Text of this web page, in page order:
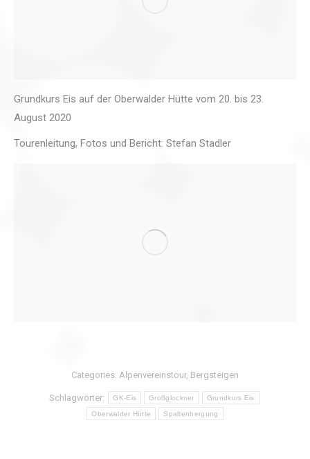
Grundkurs Eis auf der Oberwalder Hütte vom 20. bis 23.
August 2020
Tourenleitung, Fotos und Bericht: Stefan Stadler
Categories: Alpenvereinstour, Bergsteigen
Schlagwörter: GK-Eis Großglockner Grundkurs Eis
Oberwalder Hütte Spaltenbergung